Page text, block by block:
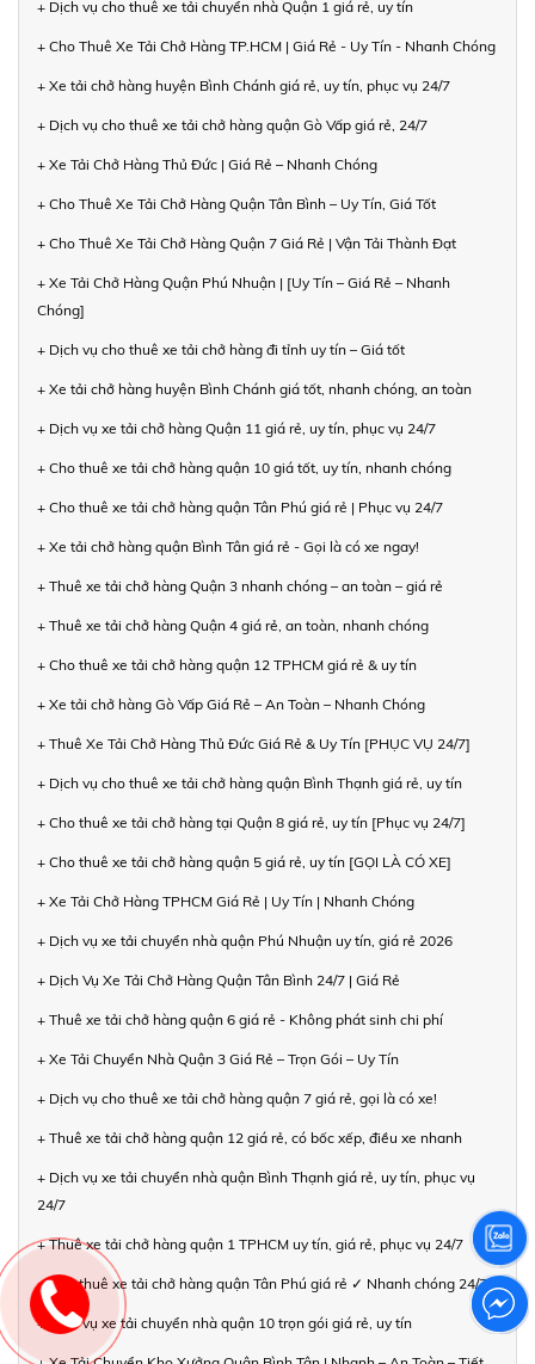
+ Dịch vụ cho thuê xe tải chuyển nhà Quận 1 giá rẻ, uy tín
+ Cho Thuê Xe Tải Chở Hàng TP.HCM | Giá Rẻ - Uy Tín - Nhanh Chóng
+ Xe tải chở hàng huyện Bình Chánh giá rẻ, uy tín, phục vụ 24/7
+ Dịch vụ cho thuê xe tải chở hàng quận Gò Vấp giá rẻ, 24/7
+ Xe Tải Chở Hàng Thủ Đức | Giá Rẻ – Nhanh Chóng
+ Cho Thuê Xe Tải Chở Hàng Quận Tân Bình – Uy Tín, Giá Tốt
+ Cho Thuê Xe Tải Chở Hàng Quận 7 Giá Rẻ | Vận Tải Thành Đạt
+ Xe Tải Chở Hàng Quận Phú Nhuận | [Uy Tín – Giá Rẻ – Nhanh
Chóng]
+ Dịch vụ cho thuê xe tải chở hàng đi tỉnh uy tín – Giá tốt
+ Xe tải chở hàng huyện Bình Chánh giá tốt, nhanh chóng, an toàn
+ Dịch vụ xe tải chở hàng Quận 11 giá rẻ, uy tín, phục vụ 24/7
+ Cho thuê xe tải chở hàng quận 10 giá tốt, uy tín, nhanh chóng
+ Cho thuê xe tải chở hàng quận Tân Phú giá rẻ | Phục vụ 24/7
+ Xe tải chở hàng quận Bình Tân giá rẻ - Gọi là có xe ngay!
+ Thuê xe tải chở hàng Quận 3 nhanh chóng – an toàn – giá rẻ
+ Thuê xe tải chở hàng Quận 4 giá rẻ, an toàn, nhanh chóng
+ Cho thuê xe tải chở hàng quận 12 TPHCM giá rẻ & uy tín
+ Xe tải chở hàng Gò Vấp Giá Rẻ – An Toàn – Nhanh Chóng
+ Thuê Xe Tải Chở Hàng Thủ Đức Giá Rẻ & Uy Tín [PHỤC VỤ 24/7]
+ Dịch vụ cho thuê xe tải chở hàng quận Bình Thạnh giá rẻ, uy tín
+ Cho thuê xe tải chở hàng tại Quận 8 giá rẻ, uy tín [Phục vụ 24/7]
+ Cho thuê xe tải chở hàng quận 5 giá rẻ, uy tín [GỌI LÀ CÓ XE]
+ Xe Tải Chở Hàng TPHCM Giá Rẻ | Uy Tín | Nhanh Chóng
+ Dịch vụ xe tải chuyển nhà quận Phú Nhuận uy tín, giá rẻ 2026
+ Dịch Vụ Xe Tải Chở Hàng Quận Tân Bình 24/7 | Giá Rẻ
+ Thuê xe tải chở hàng quận 6 giá rẻ - Không phát sinh chi phí
+ Xe Tải Chuyển Nhà Quận 3 Giá Rẻ – Trọn Gói – Uy Tín
+ Dịch vụ cho thuê xe tải chở hàng quận 7 giá rẻ, gọi là có xe!
+ Thuê xe tải chở hàng quận 12 giá rẻ, có bốc xếp, điều xe nhanh
+ Dịch vụ xe tải chuyển nhà quận Bình Thạnh giá rẻ, uy tín, phục vụ
24/7
+ Thuê xe tải chở hàng quận 1 TPHCM uy tín, giá rẻ, phục vụ 24/7
+ Cho thuê xe tải chở hàng quận Tân Phú giá rẻ ✓ Nhanh chóng 24/7
+ Dịch vụ xe tải chuyển nhà quận 10 trọn gói giá rẻ, uy tín